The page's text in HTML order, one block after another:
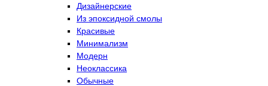
Дизайнерские
Из эпоксидной смолы
Красивые
Минимализм
Модерн
Неоклассика
Обычные